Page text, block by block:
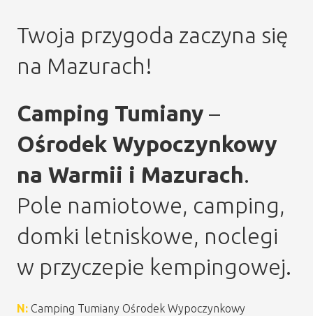
Twoja przygoda zaczyna się
na Mazurach!
Camping Tumiany –
Ośrodek Wypoczynkowy
na Warmii i Mazurach.
Pole namiotowe, camping,
domki letniskowe, noclegi
w przyczepie kempingowej.
N: Camping Tumiany Ośrodek Wypoczynkowy